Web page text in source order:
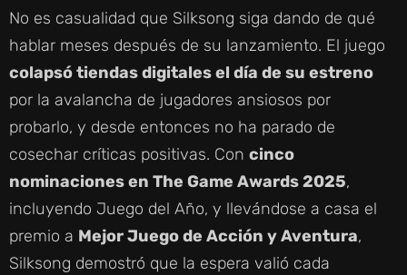
Y
V
I
D
E
No es casualidad que Silksong siga dando de qué
hablar meses después de su lanzamiento. El juego
colapsó tiendas digitales el día de su estreno
por la avalancha de jugadores ansiosos por
probarlo, y desde entonces no ha parado de
cosechar críticas positivas. Con cinco
nominaciones en The Game Awards 2025,
incluyendo Juego del Año, y llevándose a casa el
premio a Mejor Juego de Acción y Aventura,
Silksong demostró que la espera valió cada